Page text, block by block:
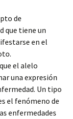
de
que tiene un
en el
el alelo
una expresión
Un tipo
el fenómeno de
enfermedades